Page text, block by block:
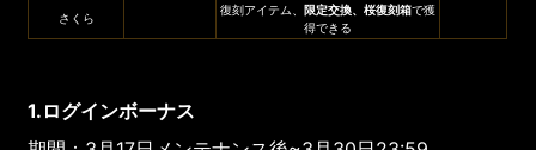
さくら
復刻アイテム、限定交換、桜復刻箱で獲
得できる
1.ログインボーナス